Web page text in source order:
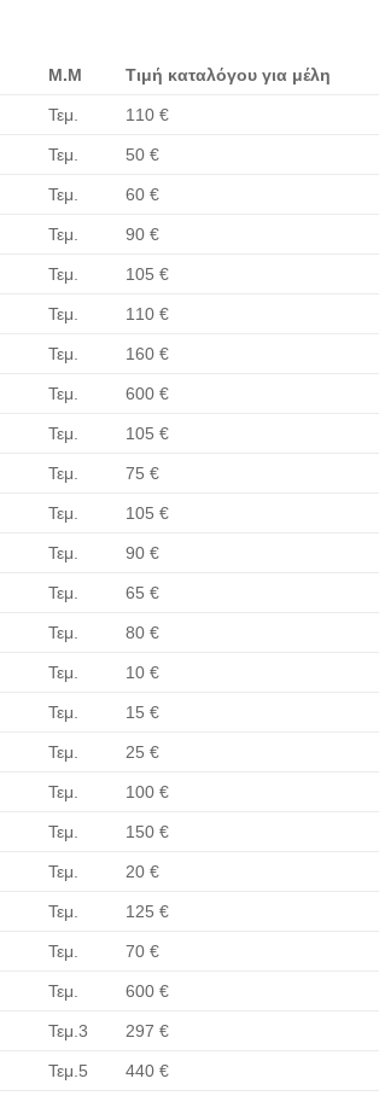
Μ.Μ Τιμή καταλόγου για μέλη
Τεμ. 110 €
Τεμ. 50 €
Τεμ. 60 €
Τεμ. 90 €
Τεμ. 105 €
Τεμ. 110 €
Τεμ. 160 €
Τεμ. 600 €
Τεμ. 105 €
Τεμ. 75 €
Τεμ. 105 €
Τεμ. 90 €
Τεμ. 65 €
Τεμ. 80 €
Τεμ. 10 €
Τεμ. 15 €
Τεμ. 25 €
Τεμ. 100 €
Τεμ. 150 €
Τεμ. 20 €
Τεμ. 125 €
Τεμ. 70 €
Τεμ. 600 €
Τεμ.3 297 €
Τεμ.5 440 €